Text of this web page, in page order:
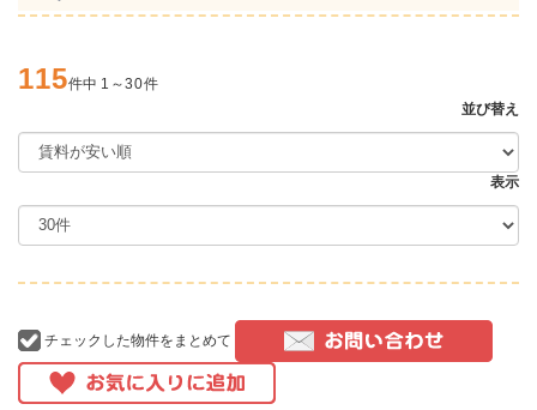
115件中 1 ～30件
並び替え
表示
チェックした物件をまとめて